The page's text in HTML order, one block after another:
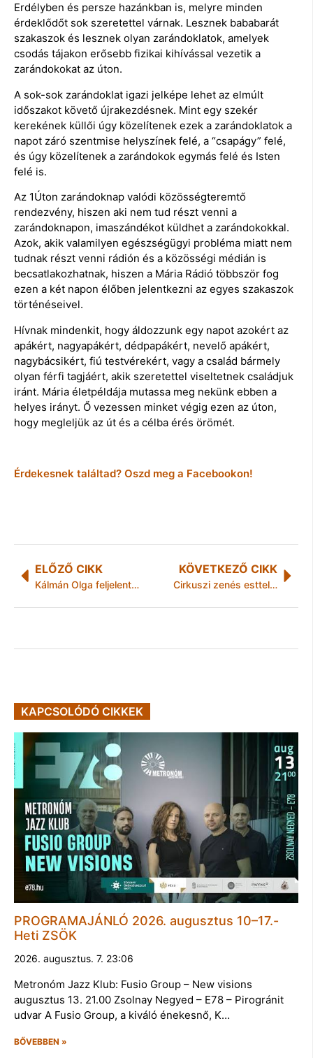
Erdélyben és persze hazánkban is, melyre minden
érdeklődőt sok szeretettel várnak. Lesznek bababarát
szakaszok és lesznek olyan zarándoklatok, amelyek
csodás tájakon erősebb fizikai kihívással vezetik a
zarándokokat az úton.
A sok-sok zarándoklat igazi jelképe lehet az elmúlt
időszakot követő újrakezdésnek. Mint egy szekér
kerekének küllői úgy közelítenek ezek a zarándoklatok a
napot záró szentmise helyszínek felé, a “csapágy” felé,
és úgy közelítenek a zarándokok egymás felé és Isten
felé is.
Az 1Úton zarándoknap valódi közösségteremtő
rendezvény, hiszen aki nem tud részt venni a
zarándoknapon, imaszándékot küldhet a zarándokokkal.
Azok, akik valamilyen egészségügyi probléma miatt nem
tudnak részt venni rádión és a közösségi médián is
becsatlakozhatnak, hiszen a Mária Rádió többször fog
ezen a két napon élőben jelentkezni az egyes szakaszok
történéseivel.
Hívnak mindenkit, hogy áldozzunk egy napot azokért az
apákért, nagyapákért, dédpapákért, nevelő apákért,
nagybácsikért, fiú testvérekért, vagy a család bármely
olyan férfi tagjáért, akik szeretettel viseltetnek családjuk
iránt. Mária életpéldája mutassa meg nekünk ebben a
helyes irányt. Ő vezessen minket végig ezen az úton,
hogy megleljük az út és a célba érés örömét.
Érdekesnek találtad? Oszd meg a Facebookon!
ELŐZŐ CIKK
Kálmán Olga feljelentés-kiegészítést tett a fideszes lehallgatási botrány ügyében
KÖVETKEZŐ CIKK
Cirkuszi zenés esttel emlékeznek Rodolfóra a Várkert Bazárban
KAPCSOLÓDÓ CIKKEK
PROGRAMAJÁNLÓ 2026. augusztus 10–17.-
Heti ZSÖK
2026. augusztus. 7. 23:06
Metronóm Jazz Klub: Fusio Group – New visions
augusztus 13. 21.00 Zsolnay Negyed – E78 – Pirogránit
udvar A Fusio Group, a kiváló énekesnő, K…
BŐVEBBEN »